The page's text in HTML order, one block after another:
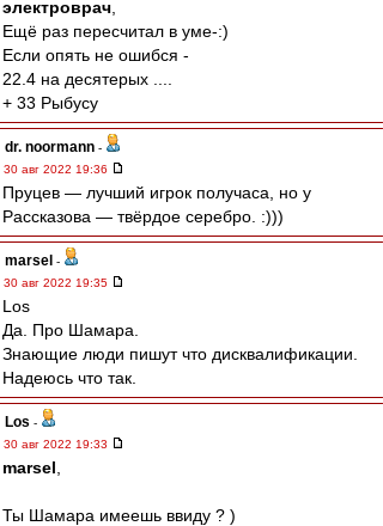
электроврач
Ещё раз пересчитал в уме-:)
Если опять не ошибся -
22.4 на десятерых ....
+ 33 Рыбусу
dr. noormann -
30 авг 2022 19:36
Пруцев — лучший игрок получаса, но у
Рассказова — твёрдое серебро. :)))
marsel -
30 авг 2022 19:35
Los
Да. Про Шамара.
Знающие люди пишут что дисквалификации.
Надеюсь что так.
Los -
30 авг 2022 19:33
marsel
Ты Шамара имеешь ввиду ? )